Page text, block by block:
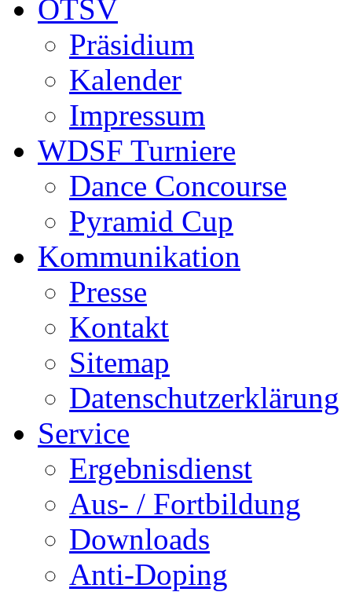
ÖTSV
Präsidium
Kalender
Impressum
WDSF Turniere
Dance Concourse
Pyramid Cup
Kommunikation
Presse
Kontakt
Sitemap
Datenschutzerklärung
Service
Ergebnisdienst
Aus- / Fortbildung
Downloads
Anti-Doping